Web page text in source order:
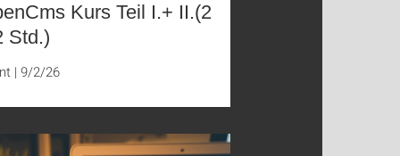
Kurs Teil I.+ II.(2
Std.)
| 9/2/26